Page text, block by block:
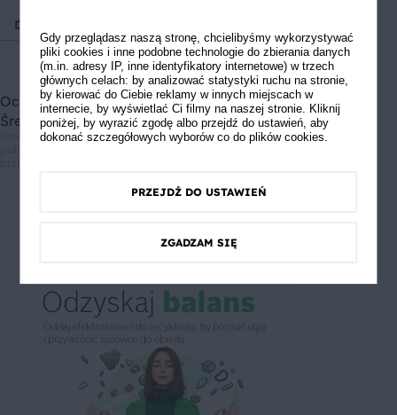
Dorsz
Oceń przepis
Średnia ocen: 4.67, Liczba ocen: 3
Drodzy użytkownicy, informujemy, że nie możemy Was zapewnić, że
Gdy przeglądasz naszą stronę, chcielibyśmy wykorzystywać
pliki cookies i inne podobne technologie do zbierania danych
(m.in. adresy IP, inne identyfikatory internetowe) w trzech
głównych celach: by analizować statystyki ruchu na stronie,
by kierować do Ciebie reklamy w innych miejscach w
internecie, by wyświetlać Ci filmy na naszej stronie. Kliknij
poniżej, by wyrazić zgodę albo przejdź do ustawień, aby
dokonać szczegółowych wyborów co do plików cookies.
PRZEJDŹ DO USTAWIEŃ
ZGADZAM SIĘ